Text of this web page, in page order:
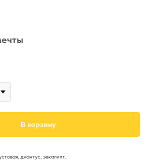
В корзину
диантус, эвкалипт,